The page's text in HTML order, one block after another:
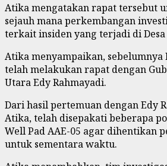
Atika mengatakan rapat tersebut
sejauh mana perkembangan
terkait insiden yang terjadi di Desa
Atika menyampaikan,
telah melakukan rapat dengan
Utara Edy Rahmayadi.
Dari hasil pertemuan dengan Edy
Atika, telah disepakati beberapa
Well Pad AAE-05 agar dihentikan
untuk sementara waktu.